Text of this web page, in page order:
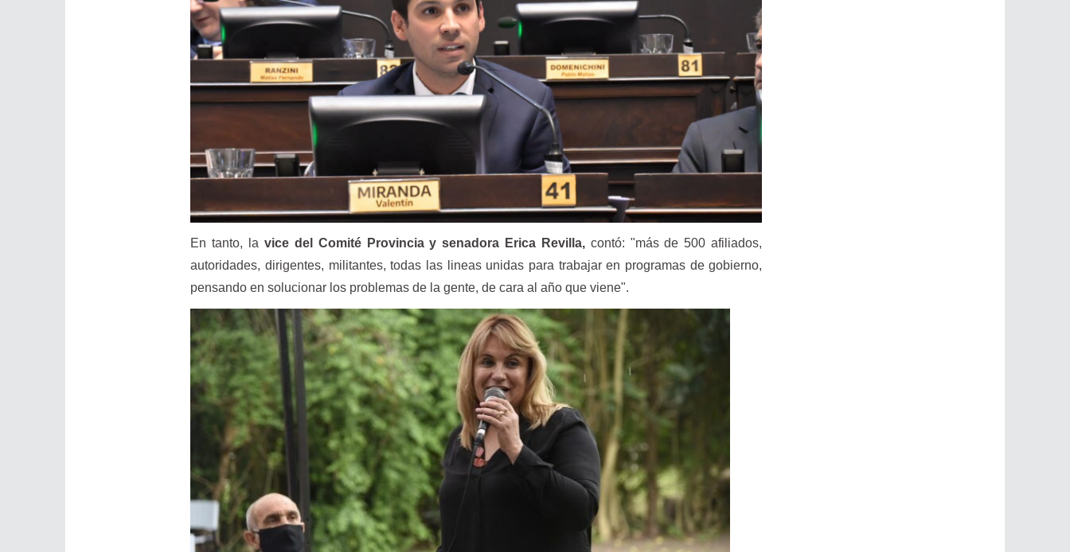
En tanto, la vice del Comité Provincia y senadora Erica Revilla,contó: "más de 500 afiliados,
autoridades, dirigentes, militantes, todas las lineas unidas para trabajar en programas de gobierno,
pensando en solucionar los problemas de la gente, de cara al año que viene".